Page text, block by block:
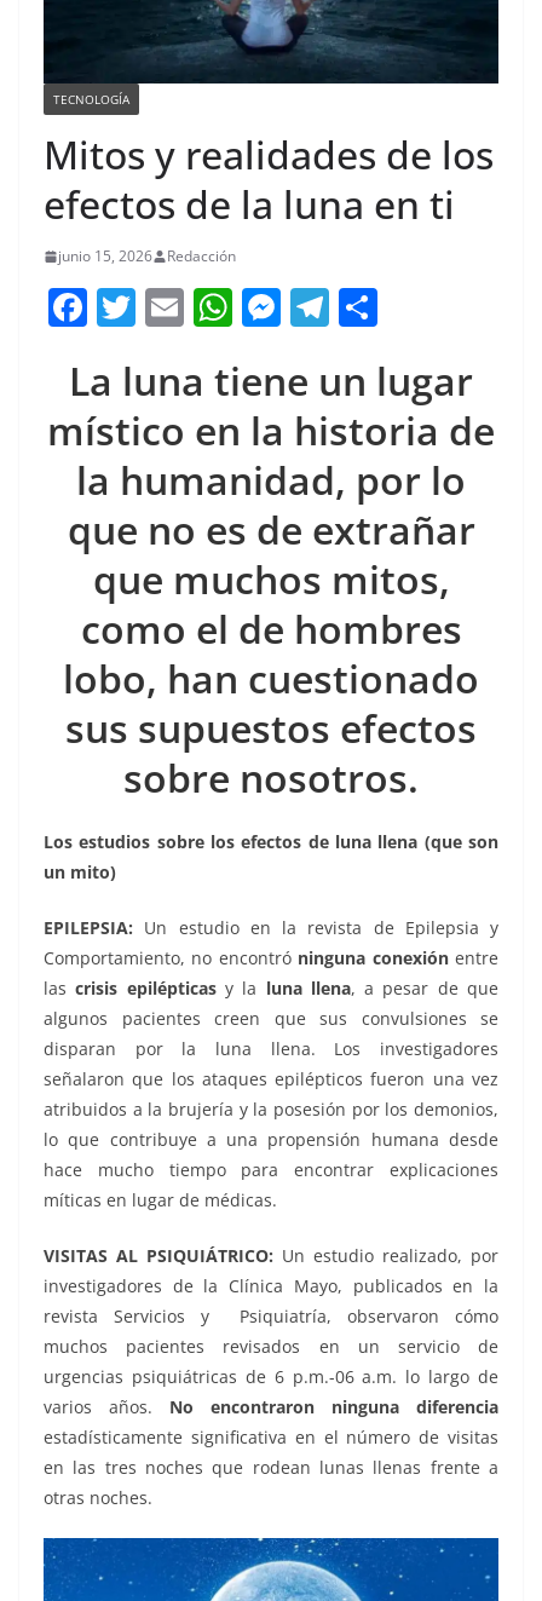
TECNOLOGÍA
Mitos y realidades de los
efectos de la luna en ti
junio 15, 2026 Redacción
F
c
e
b
o
o
k
T
itt
er
E
ai
W
at
s
A
p
p
M
ss
e
n
g
er
T
e
gr
a
m
m
p
ar
tir
La luna tiene un lugar
místico en la historia de
la humanidad, por lo
que no es de extrañar
que muchos mitos,
como el de hombres
lobo, han cuestionado
sus supuestos efectos
sobre nosotros.
Los estudios sobre los efectos de luna llena (que son
un mito)
EPILEPSIA: Un estudio en la revista de Epilepsia y
Comportamiento, no encontró ninguna conexiónentre
lascrisis epilépticasy la luna llena, a pesar de que
algunos pacientes creen que sus convulsiones se
disparan por la luna llena. Los investigadores
señalaron que los ataques epilépticos fueron una vez
atribuidos a la brujería y la posesión por los demonios,
lo que contribuye a una propensión humana desde
hace mucho tiempo para encontrar explicaciones
míticas en lugar de médicas.
VISITAS AL PSIQUIÁTRICO: Un estudio realizado, por
investigadores de la Clínica Mayo, publicados en la
revista Servicios y Psiquiatría, observaron cómo
muchos pacientes revisados en un servicio de
urgencias psiquiátricas de 6 p.m.-06 a.m. lo largo de
varios años. No encontraron ninguna diferencia
estadísticamente significativa en el número de visitas
en las tres noches que rodean lunas llenas frente a
otras noches.